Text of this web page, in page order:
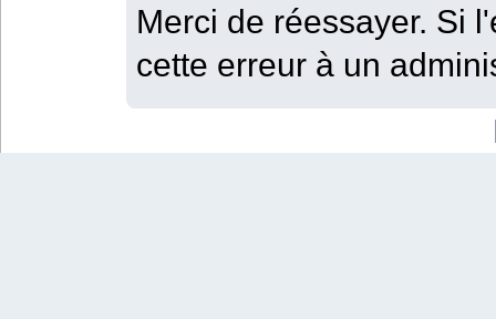
Merci de réessayer. Si
cette erreur à un